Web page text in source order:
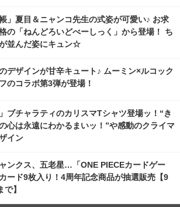
帳」夏目＆ニャンコ先生の式姿が可愛い♪ お求
の「ねんどろいどべーしっく」から登場！ ち
並んだ姿にキュン☆
デザインが甘辛キュート♪ ムーミン×ルコック
のコラボ第3弾が登場！
」ブチャラティのカリスマTシャツ登場ッ！“き
心は永遠にわかるまいッ！”や感動のクライマ
イン
ンクス、五老星…「ONE PIECEカードゲー
ード9枚入り！4周年記念商品が抽選販売【9
】